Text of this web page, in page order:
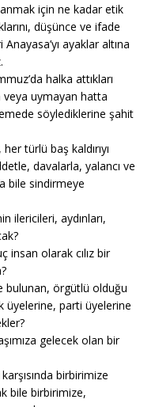
için ne kadar etik
düşünce ve ifade
ayaklar altına
halka attıkları
veya uymayan hatta
söylediklerine şahit
türlü baş kaldırıyı
davalarla, yalancı ve
bile sindirmeye
ilericileri, aydınları,
insan olarak cılız bir
bulunan, örgütlü olduğu
üyelerine, parti üyelerine
gelecek olan bir
birbirimize
bile birbirimize,